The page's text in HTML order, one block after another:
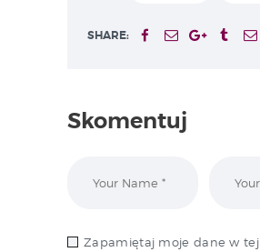
SHARE:
Skomentuj
Zapamiętaj moje dane w tej